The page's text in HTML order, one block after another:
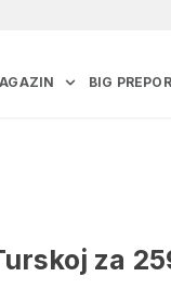
BIG
za